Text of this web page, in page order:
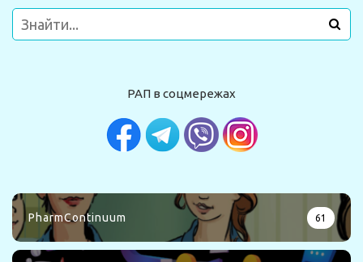
РАП в соцмережах
PharmContinuum 61